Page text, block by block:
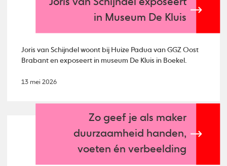
Joris van Schijndel exposeert
in Museum De Kluis
Joris van Schijndel woont bij Huize Padua van GGZ Oost
Brabant en exposeert in museum De Kluis in Boekel.
13 mei 2026
Zo geef je als maker
duurzaamheid handen,
voeten én verbeelding